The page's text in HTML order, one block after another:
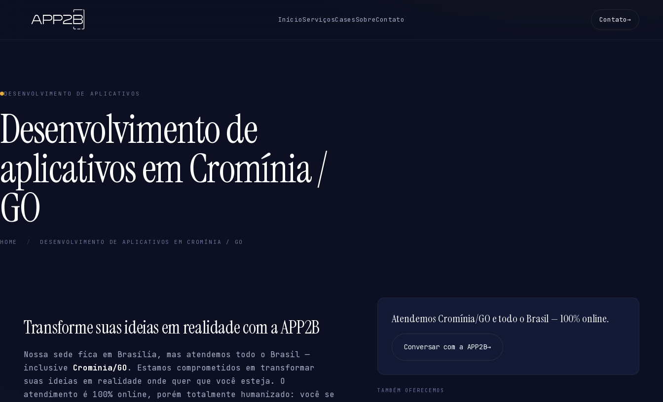
InícioServiçosCasesSobreContato Contato→
DESENVOLVIMENTO DE APLICATIVOS
Desenvolvimento de
aplicativos em Cromínia /
GO
HOME / DESENVOLVIMENTO DE APLICATIVOS EM CROMÍNIA / GO
Transforme suas ideias em realidade com a APP2B
Nossa sede fica em Brasília, mas atendemos todo o Brasil —
inclusive Cromínia/GO . Estamos comprometidos em transformar
suas ideias em realidade onde quer que você esteja. O
atendimento é 100% online, porém totalmente humanizado: você se
Atendemos Cromínia/GO e todo o Brasil — 100% online.
Conversar com a APP2B→
TAMBÉM OFERECEMOS